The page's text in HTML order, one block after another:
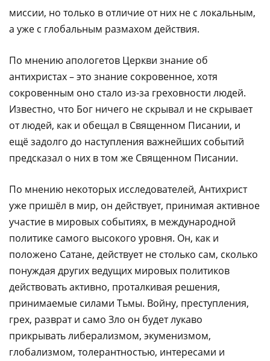
миссии, но только в отличие от них не с локальным,
а уже с глобальным размахом действия.
По мнению апологетов Церкви знание об
антихристах – это знание сокровенное, хотя
сокровенным оно стало из-за греховности людей.
Известно, что Бог ничего не скрывал и не скрывает
от людей, как и обещал в Священном Писании, и
ещё задолго до наступления важнейших событий
предсказал о них в том же Священном Писании.
По мнению некоторых исследователей, Антихрист
уже пришёл в мир, он действует, принимая активное
участие в мировых событиях, в международной
политике самого высокого уровня. Он, как и
положено Сатане, действует не столько сам, сколько
понуждая других ведущих мировых политиков
действовать активно, проталкивая решения,
принимаемые силами Тьмы. Войну, преступления,
грех, разврат и само Зло он будет лукаво
прикрывать либерализмом, экуменизмом,
глобализмом, толерантностью, интересами и